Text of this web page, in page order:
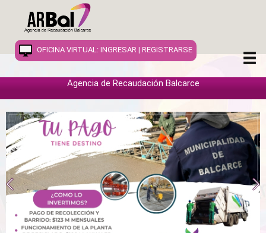
OFICINA VIRTUAL: INGRESAR | REGISTRARSE
Agencia de Recaudación Balcarce
INICIO
INFORMACION
INMUEBLES
COMERCIOS
VEHÍCULOS